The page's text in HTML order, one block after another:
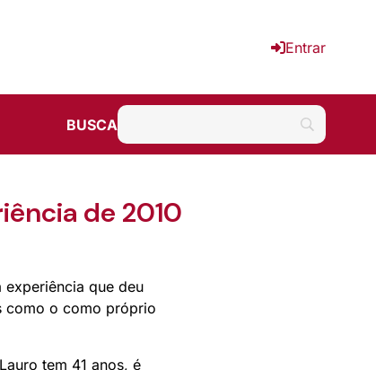
Entrar
BUSCA
de 2010
experiência que deu
como o como próprio
tem 41 anos, é